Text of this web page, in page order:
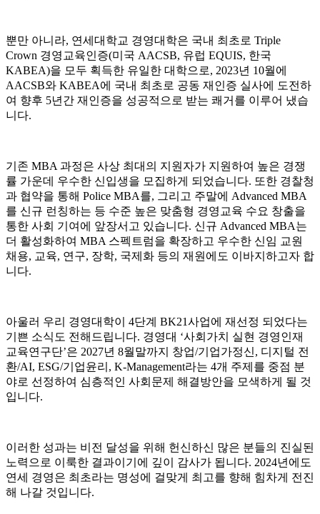
뿐만 아니라, 연세대학교 경영대학은 국내 최초로 Triple
Crown 경영교육인증(미국 AACSB, 유럽 EQUIS, 한국
KABEA)을 모두 획득한 유일한 대학으로, 2023년 10월에
AACSB와 KABEA에 국내 최초로 공동 재인증 실사에 도전하
여 향후 5년간 재인증을 성공적으로 받는 쾌거를 이루어 냈습
니다.
기존 MBA 과정은 사상 최대의 지원자가 지원하여 높은 경쟁
률 가운데 우수한 신입생을 모집하게 되었습니다. 또한 경찰청
과 협약을 통해 Police MBA를, 그리고 주말에 Advanced MBA
를 신규 런칭하는 등 수준 높은 맞춤형 경영교육 수요 창출을
통한 사회 기여에 앞장서고 있습니다. 신규 Advanced MBA는
더 활성화하여 MBA 스펙트럼을 확장하고 우수한 신임 교원
채용, 교육, 연구, 장학, 국제화 등의 재원에도 이바지하고자 합
니다.
아울러 우리 경영대학이 4단계 BK21사업에 재선정 되었다는
기쁜 소식도 전해드립니다. 경영대 ‘사회가치 실현 경영인재
교육연구단’은 2027년 8월말까지 창업/기업가정신, 디지털 전
환/AI, ESG/기업윤리, K-Management라는 4개 주제를 중점 분
야로 선정하여 심층적인 사회문제 해결방안을 모색하게 될 것
입니다.
이러한 성과는 비전 달성을 위해 헌신하신 많은 분들의 진실된
노력으로 이룩한 결과이기에 깊이 감사가 됩니다. 2024년에도
연세 경영은 최초라는 명성에 걸맞게 최고를 향해 힘차게 전진
해 나갈 것입니다.